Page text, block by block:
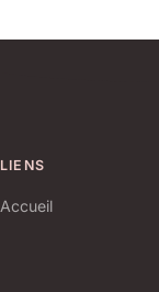
LIENS
Accueil